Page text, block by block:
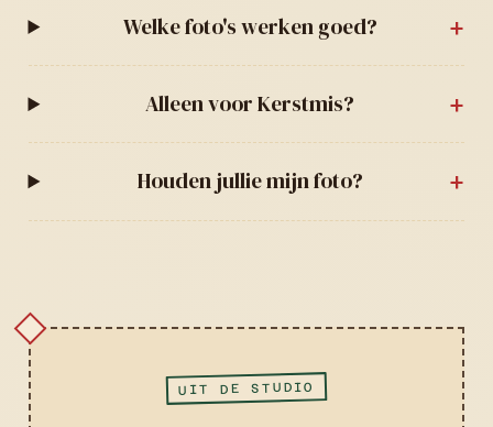
Welke foto's werken goed?
Alleen voor Kerstmis?
Houden jullie mijn foto?
UIT DE STUDIO